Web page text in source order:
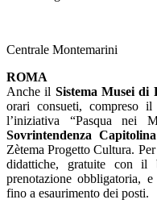
Centrale Montemarini
ROMA
Anche il Sistema Musei di
orari consueti, compreso
l’iniziativa “Pasqua nei
Sovrintendenza
Zètema Progetto Cultura.
didattiche, gratuite con
prenotazione obbligatoria,
fino a esaurimento dei posti.